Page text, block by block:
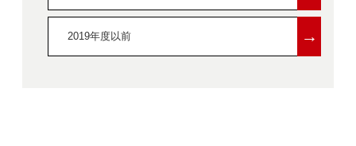
2019年度以前 →